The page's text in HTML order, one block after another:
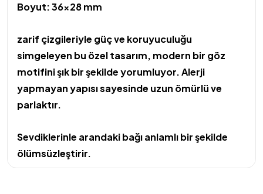
Boyut: 36×28 mm
zarif çizgileriyle güç ve koruyuculuğu
simgeleyen bu özel tasarım, modern bir göz
motifini şık bir şekilde yorumluyor. Alerji
yapmayan yapısı sayesinde uzun ömürlü ve
parlaktır.
Sevdiklerinle arandaki bağı anlamlı bir şekilde
ölümsüzleştirir.